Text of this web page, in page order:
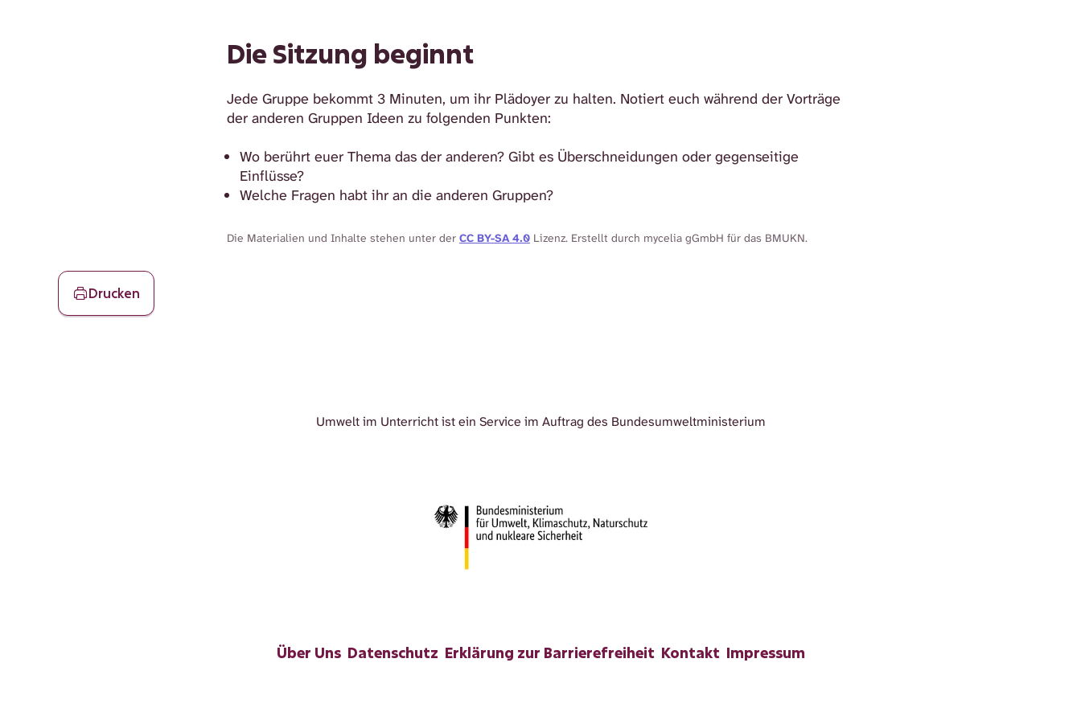
Die Sitzung beginnt
Jede Gruppe bekommt 3 Minuten, um ihr Plädoyer zu halten. Notiert euch während der Vorträge
der anderen Gruppen Ideen zu folgenden Punkten:
Wo berührt euer Thema das der anderen? Gibt es Überschneidungen oder gegenseitige
Einflüsse?
Welche Fragen habt ihr an die anderen Gruppen?
Die Materialien und Inhalte stehen unter der CC BY-SA 4.0 Lizenz. Erstellt durch mycelia gGmbH für das BMUKN.
Drucken
Umwelt im Unterricht ist ein Service im Auftrag des Bundesumweltministerium
Über Uns Datenschutz Erklärung zur Barrierefreiheit Kontakt Impressum